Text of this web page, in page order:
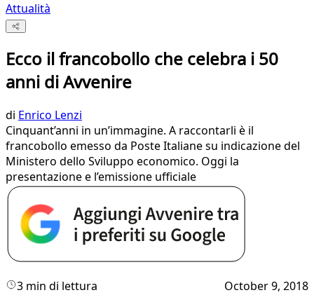
Attualità
Ecco il francobollo che celebra i 50
anni di Avvenire
di Enrico Lenzi
Cinquant’anni in un’immagine. A raccontarli è il
francobollo emesso da Poste Italiane su indicazione del
Ministero dello Sviluppo economico. Oggi la
presentazione e l’emissione ufficiale
3 min di lettura October 9, 2018